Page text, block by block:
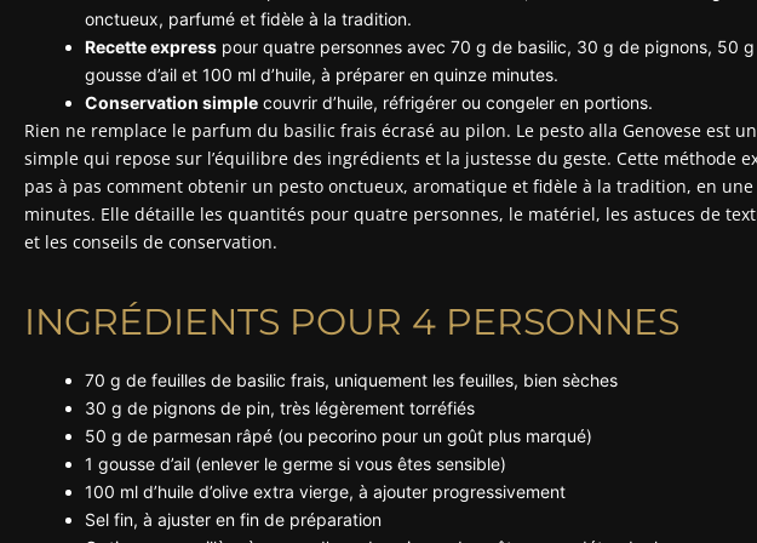
onctueux, parfumé et fidèle à la tradition.
Recette express pour quatre personnes avec 70 g de basilic, 30 g de pignons, 50 g
gousse d’ail et 100 ml d’huile, à préparer en quinze minutes.
Conservation simple couvrir d’huile, réfrigérer ou congeler en portions.
Rien ne remplace le parfum du basilic frais écrasé au pilon. Le pesto alla Genovese est
simple qui repose sur l’équilibre des ingrédients et la justesse du geste. Cette méthode
pas à pas comment obtenir un pesto onctueux, aromatique et fidèle à la tradition, en
minutes. Elle détaille les quantités pour quatre personnes, le matériel, les astuces de
et les conseils de conservation.
INGRÉDIENTS POUR 4 PERSONNES
70 g de feuilles de basilic frais, uniquement les feuilles, bien sèches
30 g de pignons de pin, très légèrement torréfiés
50 g de parmesan râpé (ou pecorino pour un goût plus marqué)
1 gousse d’ail (enlever le germe si vous êtes sensible)
100 ml d’huile d’olive extra vierge, à ajouter progressivement
Sel fin, à ajuster en fin de préparation